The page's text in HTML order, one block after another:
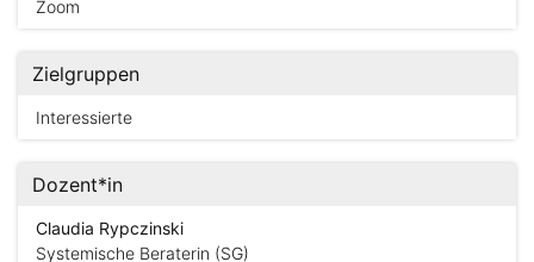
Zoom
Zielgruppen
Interessierte
Dozent*in
Claudia Rypczinski
Systemische Beraterin (SG)